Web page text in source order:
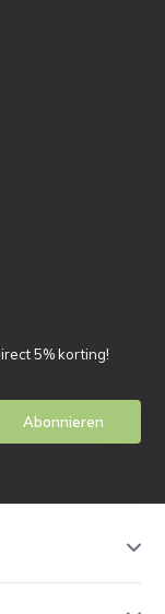
5% korting!
Abonnieren